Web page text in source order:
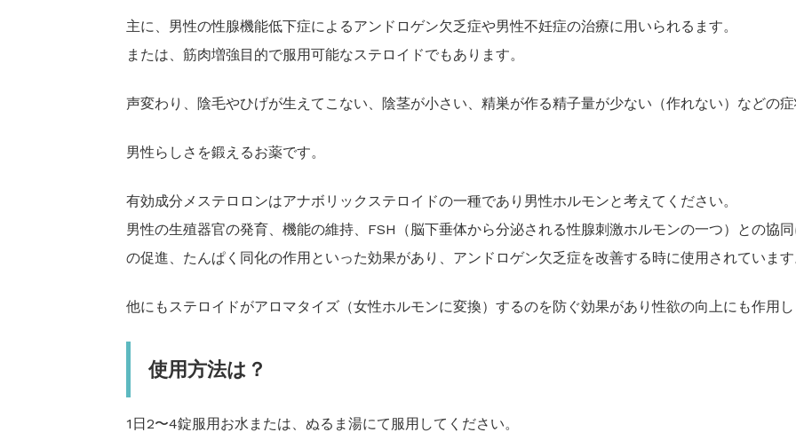
主に、男性の性腺機能低下症によるアンドロゲン欠乏症や男性不妊症の治療に用いられるます。
または、筋肉増強目的で服用可能なステロイドでもあります。
声変わり、陰毛やひげが生えてこない、陰茎が小さい、精巣が作る精子量が少ない（作れない）などの症
男性らしさを鍛えるお薬です。
有効成分メステロロンはアナボリックステロイドの一種であり男性ホルモンと考えてください。
男性の生殖器官の発育、機能の維持、FSH（脳下垂体から分泌される性腺刺激ホルモンの一つ）との協
の促進、たんぱく同化の作用といった効果があり、アンドロゲン欠乏症を改善する時に使用されています
他にもステロイドがアロマタイズ（女性ホルモンに変換）するのを防ぐ効果があり性欲の向上にも作用し
使用方法は？
1日2〜4錠服用お水または、ぬるま湯にて服用してください。